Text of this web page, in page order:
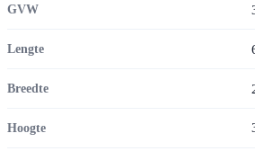
GVW
Lengte
Breedte
Hoogte